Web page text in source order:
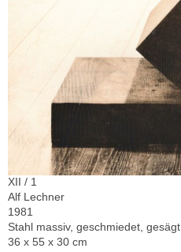
XII / 1
Alf Lechner
1981
Stahl massiv, geschmiedet, gesägt
36 x 55 x 30 cm